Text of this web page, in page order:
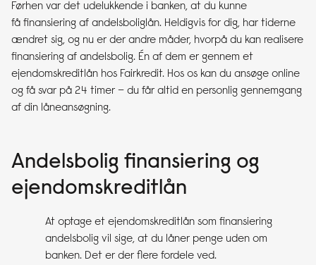
Førhen var det udelukkende i banken, at du kunne
få finansiering af andelsboliglån. Heldigvis for dig, har tiderne
ændret sig, og nu er der andre måder, hvorpå du kan realisere
finansiering af andelsbolig. Én af dem er gennem et
ejendomskreditlån hos Fairkredit. Hos os kan du ansøge online
og få svar på 24 timer – du får altid en personlig gennemgang
af din låneansøgning.
Andelsbolig finansiering og
ejendomskreditlån
At optage et ejendomskreditlån som finansiering
andelsbolig vil sige, at du låner penge uden om
banken. Det er der flere fordele ved.